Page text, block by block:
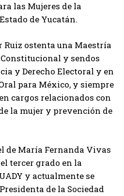
las Mujeres de la
de Yucatán.
Ruiz ostenta una Maestría
Constitucional y sendos
y Derecho Electoral y en
para México, y siempre
cargos relacionados con
la mujer y prevención de
de María Fernanda Vivas
tercer grado en la
y actualmente se
de la Sociedad